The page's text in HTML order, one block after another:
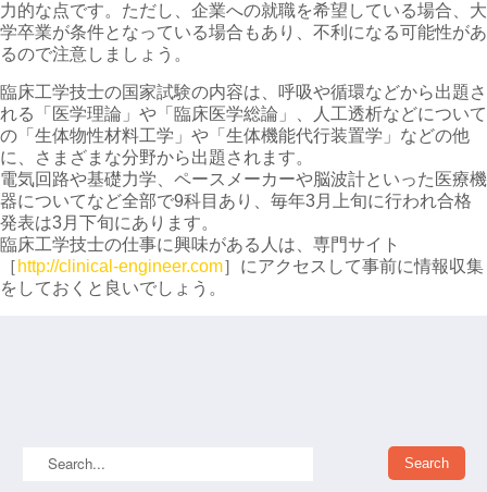
力的な点です。ただし、企業への就職を希望している場合、大
学卒業が条件となっている場合もあり、不利になる可能性があ
るので注意しましょう。
臨床工学技士の国家試験の内容は、呼吸や循環などから出題さ
れる「医学理論」や「臨床医学総論」、人工透析などについて
の「生体物性材料工学」や「生体機能代行装置学」などの他
に、さまざまな分野から出題されます。
電気回路や基礎力学、ペースメーカーや脳波計といった医療機
器についてなど全部で9科目あり、毎年3月上旬に行われ合格
発表は3月下旬にあります。
臨床工学技士の仕事に興味がある人は、専門サイト
［ http://clinical-engineer.com］にアクセスして事前に情報収集
をしておくと良いでしょう。